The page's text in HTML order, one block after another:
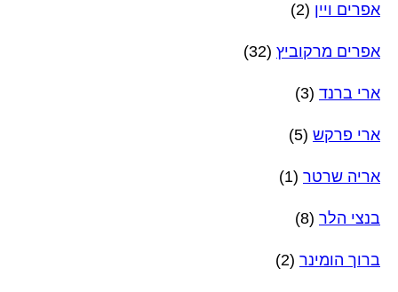
אפרים ויין (2)
אפרים מרקוביץ (32)
ארי ברנד (3)
ארי פרקש (5)
אריה שרטר (1)
בנצי הלר (8)
ברוך הומינר (2)